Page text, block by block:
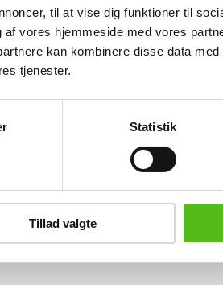
til at vise dig funktioner til
vores hjemmeside med vores
kan kombinere disse data
tjenester.
Statistik
Tillad valgte
Fremstår med brugsspor,
låg til sukkerskål. (3)
Lignende varer
samt tilbud direkte i din email.